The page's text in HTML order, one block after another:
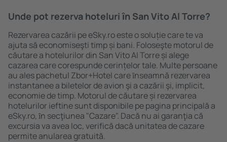
Unde pot rezerva hoteluri ȋn San Vito Al Torre?
Rezervarea cazării pe eSky.ro este o soluție care te va
ajuta să economiseşti timp și bani. Foloseşte motorul de
căutare a hotelurilor din San Vito Al Torre și alege
cazarea care corespunde cerințelor tale. Multe persoane
au ales pachetul Zbor+Hotel care ȋnseamnă rezervarea
instantanee a biletelor de avion şi a cazării şi, implicit,
economie de timp. Motorul de căutare și rezervarea
hotelurilor ieftine sunt disponibile pe pagina principală a
eSky.ro, ȋn secţiunea "Cazare". Dacă nu ai garanţia că
excursia va avea loc, verifică dacă unitatea de cazare
permite anularea gratuită.